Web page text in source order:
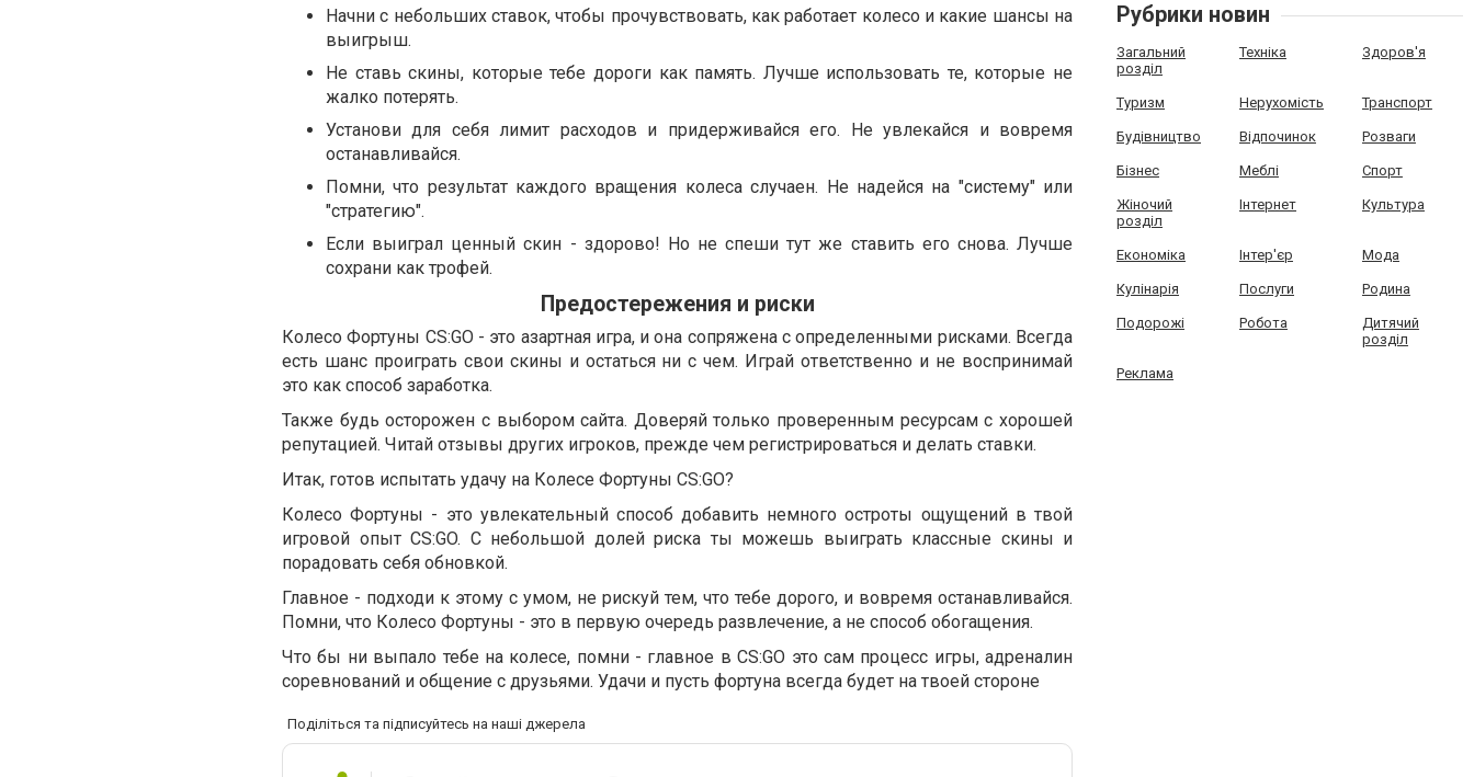
Начни с небольших ставок, чтобы прочувствовать, как работает колесо и какие шансы на
выигрыш.
Не ставь скины, которые тебе дороги как память. Лучше использовать те, которые не
жалко потерять.
Установи для себя лимит расходов и придерживайся его. Не увлекайся и вовремя
останавливайся.
Помни, что результат каждого вращения колеса случаен. Не надейся на "систему" или
"стратегию".
Если выиграл ценный скин - здорово! Но не спеши тут же ставить его снова. Лучше
сохрани как трофей.
Предостережения и риски
Колесо Фортуны CS:GO - это азартная игра, и она сопряжена с определенными рисками. Всегда
есть шанс проиграть свои скины и остаться ни с чем. Играй ответственно и не воспринимай
это как способ заработка.
Также будь осторожен с выбором сайта. Доверяй только проверенным ресурсам с хорошей
репутацией. Читай отзывы других игроков, прежде чем регистрироваться и делать ставки.
Итак, готов испытать удачу на Колесе Фортуны CS:GO?
Колесо Фортуны - это увлекательный способ добавить немного остроты ощущений в твой
игровой опыт CS:GO. С небольшой долей риска ты можешь выиграть классные скины и
порадовать себя обновкой.
Главное - подходи к этому с умом, не рискуй тем, что тебе дорого, и вовремя останавливайся.
Помни, что Колесо Фортуны - это в первую очередь развлечение, а не способ обогащения.
Что бы ни выпало тебе на колесе, помни - главное в CS:GO это сам процесс игры, адреналин
соревнований и общение с друзьями. Удачи и пусть фортуна всегда будет на твоей стороне
Поділіться та підписуйтесь на наші джерела
Рубрики новин
Загальний
розділ
Техніка Здоров'я
Туризм Нерухомість Транспорт
Будівництво Відпочинок Розваги
Бізнес Меблі Спорт
Жіночий
розділ
Інтернет Культура
Економіка Інтер'єр Мода
Кулінарія Послуги Родина
Подорожі Робота
Дитячий
розділ
Реклама